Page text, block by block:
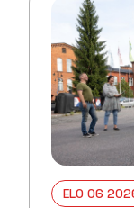
ELO 06